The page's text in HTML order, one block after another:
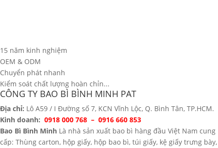
15 năm kinh nghiệm
OEM & ODM
Chuyển phát nhanh
Kiểm soát chất lượng hoàn chỉn...
CÔNG TY BAO BÌ BÌNH MINH PAT
Địa chỉ: Lô A59 / I Đường số 7, KCN Vĩnh Lộc, Q. Bình Tân, TP.HCM.
Kinh doanh: 0918 000 768 – 0916 660 853
Bao Bì Bình Minh Là nhà sản xuất bao bì hàng đầu Việt Nam cung
cấp: Thùng carton, hộp giấy, hộp bao bì, túi giấy, kệ giấy trưng bày,